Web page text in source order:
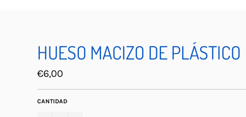
HUESO MACIZO DE PLÁSTICO
Precio
habitual
€6,00
CANTIDAD